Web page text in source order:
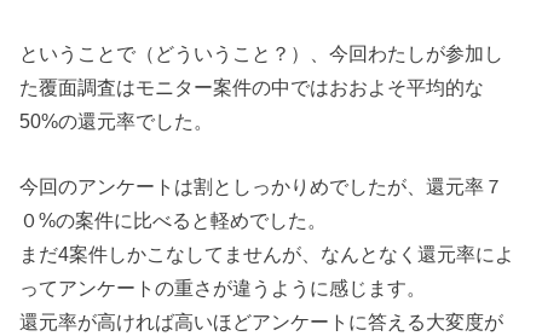
ということで（どういうこと？）、今回わたしが参加し
た覆面調査はモニター案件の中ではおおよそ平均的な
50%の還元率でした。
今回のアンケートは割としっかりめでしたが、還元率７
０%の案件に比べると軽めでした。
まだ4案件しかこなしてませんが、なんとなく還元率によ
ってアンケートの重さが違うように感じます。
還元率が高ければ高いほどアンケートに答える大変度が